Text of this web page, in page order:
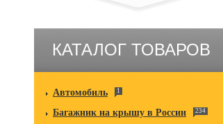
КАТАЛОГ ТОВАРОВ
Автомобиль 1
Багажник на крышу в России 234